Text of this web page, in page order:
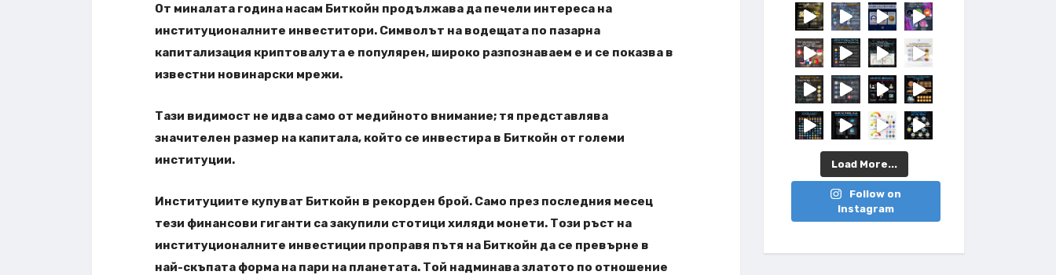
От миналата година насам Биткойн продължава да печели интереса на
институционалните инвеститори. Символът на водещата по пазарна
капитализация криптовалута е популярен, широко разпознаваем е и се показва в
известни новинарски мрежи.
Тази видимост не идва само от медийното внимание; тя представлява
значителен размер на капитала, който се инвестира в Биткойн от големи
институции.
Институциите купуват Биткойн в рекорден брой. Само през последния месец
тези финансови гиганти са закупили стотици хиляди монети. Този ръст на
институционалните инвестиции проправя пътя на Биткойн да се превърне в
най-скъпата форма на пари на планетата. Той надминава златото по отношение
Load More...
Follow on
Instagram